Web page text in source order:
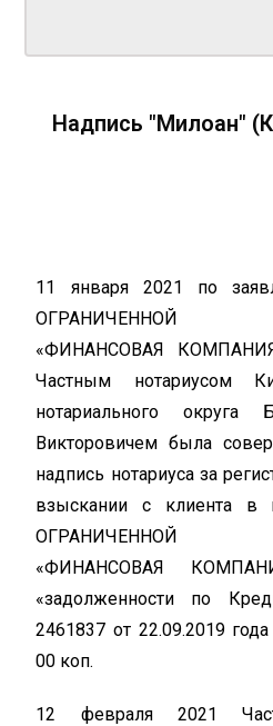
Надпись "Милоан"
11 января 2021 по
ОГРАНИЧЕННОЙ
«ФИНАНСОВАЯ
Частным нотариусом
нотариального округа
Викторовичем была
надпись нотариуса за
взыскании с клиента
ОГРАНИЧЕННОЙ
«ФИНАНСОВАЯ
«задолженности по
2461837 от 22.09.2019
00 коп.
12 февраля 2021